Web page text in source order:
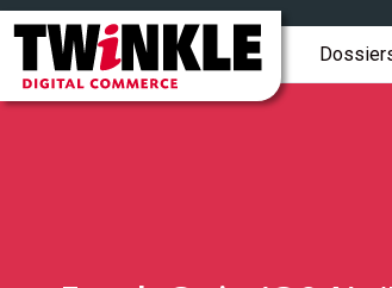
Twinkle
Digital
Commerce
Hoofdmenu
Topmenu